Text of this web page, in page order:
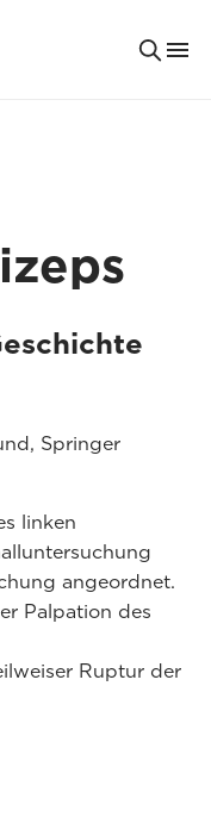
Springer
linken
angeordnet.
Palpation des
Ruptur der